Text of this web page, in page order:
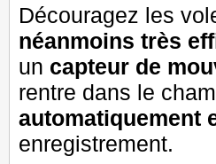
Découragez les
néanmoins très
un capteur de
rentre dans le
automatiquement
enregistrement.